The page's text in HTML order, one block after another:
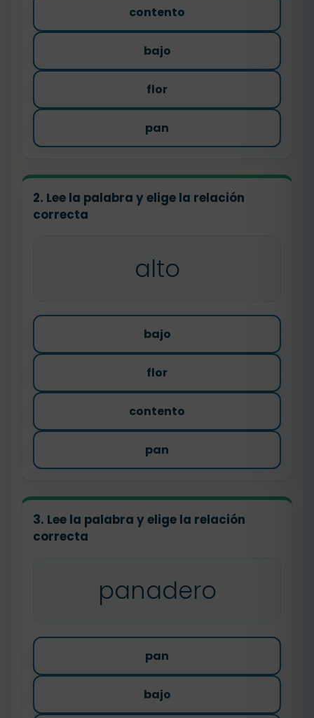
contento
bajo
flor
pan
2. Lee la palabra y elige la relación
correcta
alto
bajo
flor
contento
pan
3. Lee la palabra y elige la relación
correcta
panadero
pan
bajo